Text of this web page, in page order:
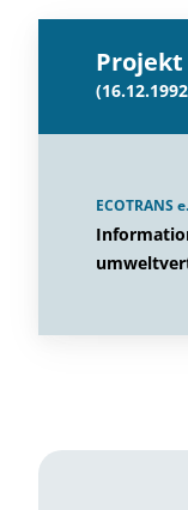
Projekt
ECOTRANS